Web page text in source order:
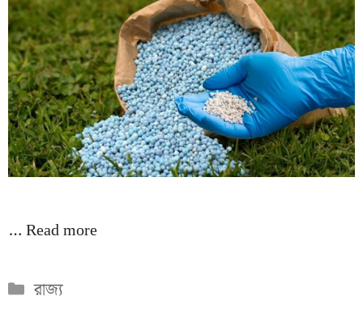
…Read more
Categories
রাজ্য